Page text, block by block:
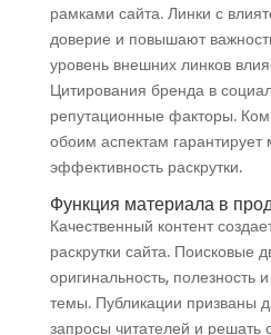
рамками сайта. Линки с
доверие и повышают
уровень внешних линков
Цитирования бренда в
репутационные факторы.
обоим аспектам
эффективность раскрутки.
Функция материала в
Качественный контент
раскрутки сайта. Поисковые
оригинальность, полезность
темы. Публикации призваны
запросы читателей и решать